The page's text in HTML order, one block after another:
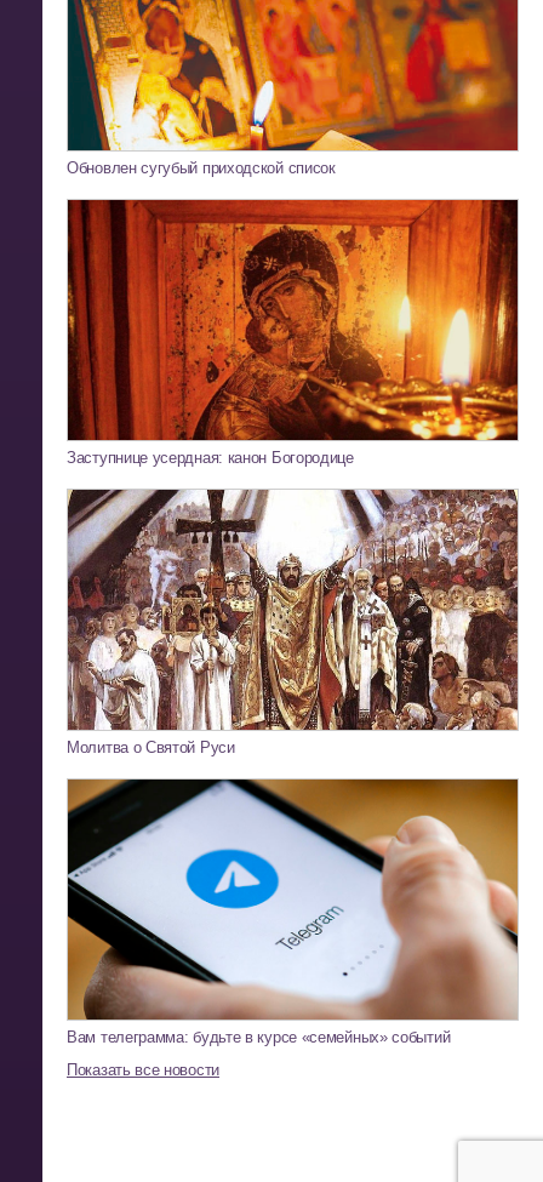
Обновлен сугубый приходской список
Заступнице усердная: канон Богородице
Молитва о Святой Руси
Вам телеграмма: будьте в курсе «семейных» событий
Показать все новости